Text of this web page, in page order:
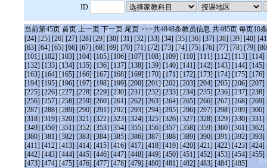
ID
当前第45页 首页 上一页 下一页 尾页 >>>共4848条教员信息 共485页 每页10
[24] [25] [26] [27] [28] [29] [30] [31] [32] [33] [34] [35] [36] [37] [38] [39] [40]
[63] [64] [65] [66] [67] [68] [69] [70] [71] [72] [73] [74] [75] [76] [77] [78] [79]
[101] [102] [103] [104] [105] [106] [107] [108] [109] [110] [111] [112] [113] [114]
[132] [133] [134] [135] [136] [137] [138] [139] [140] [141] [142] [143] [144] [145]
[163] [164] [165] [166] [167] [168] [169] [170] [171] [172] [173] [174] [175] [176]
[194] [195] [196] [197] [198] [199] [200] [201] [202] [203] [204] [205] [206] [207]
[225] [226] [227] [228] [229] [230] [231] [232] [233] [234] [235] [236] [237] [238]
[256] [257] [258] [259] [260] [261] [262] [263] [264] [265] [266] [267] [268] [269]
[287] [288] [289] [290] [291] [292] [293] [294] [295] [296] [297] [298] [299] [300]
[318] [319] [320] [321] [322] [323] [324] [325] [326] [327] [328] [329] [330] [331]
[349] [350] [351] [352] [353] [354] [355] [356] [357] [358] [359] [360] [361] [362]
[380] [381] [382] [383] [384] [385] [386] [387] [388] [389] [390] [391] [392] [393]
[411] [412] [413] [414] [415] [416] [417] [418] [419] [420] [421] [422] [423] [424]
[442] [443] [444] [445] [446] [447] [448] [449] [450] [451] [452] [453] [454] [455]
[473] [474] [475] [476] [477] [478] [479] [480] [481] [482] [483] [484] [485]